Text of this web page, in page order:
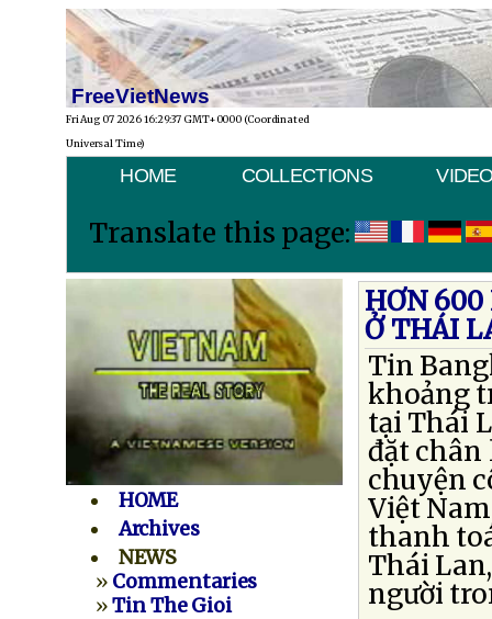
FreeVietNews
Fri Aug 07 2026 16:29:37 GMT+0000 (Coordinated
Universal Time)
HOME COLLECTIONS
Translate this page:
HOME
Archives
NEWS
» Commentaries
»Tin The Gioi
HƠN 600
Ở THÁI
Tin
khoảng
tại Thái
đặt chân
chuyện
Việt
thanh
Thái
người